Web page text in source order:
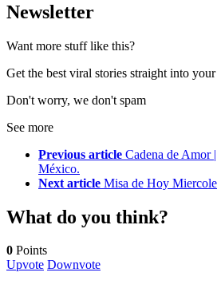
Newsletter
Want more stuff like this?
Get the best viral stories straight into
Don't worry, we don't spam
See more
Previous article Cadena de Amor
México.
Next article Misa de Hoy
What do you think?
0 Points
Upvote Downvote